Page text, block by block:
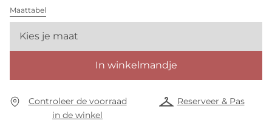
Maattabel
Kies je maat
In winkelmandje
Controleer de voorraad
in de winkel
Reserveer & Pas